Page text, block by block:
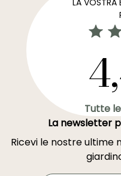
LA VOSTRA
Tutte
La newsletter
Ricevi le nostre ultime